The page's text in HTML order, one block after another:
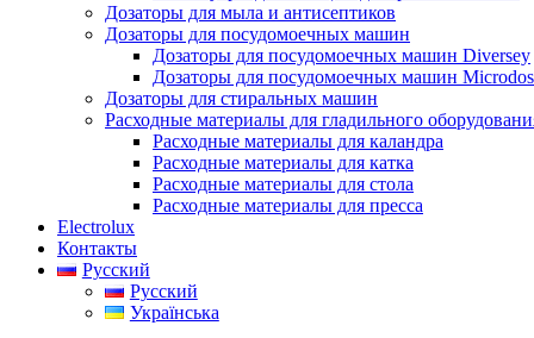
Дозаторы для мыла и антисептиков
Дозаторы для посудомоечных машин
Дозаторы для посудомоечных машин Diversey
Дозаторы для посудомоечных машин Microdos
Дозаторы для стиральных машин
Расходные материалы для гладильного
Расходные материалы для каландра
Расходные материалы для катка
Расходные материалы для стола
Расходные материалы для пресса
Electrolux
Контакты
Русский
Русский
Українська